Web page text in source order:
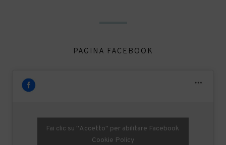
PAGINA FACEBOOK
Fai clic su "Accetto" per abilitare Facebook
Cookie Policy